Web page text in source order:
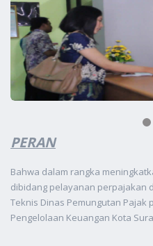
PERAN
Bahwa dalam rangka
dibidang pelayanan perpajakan
Teknis Dinas Pemungutan Pajak
Pengelolaan Keuangan Kota